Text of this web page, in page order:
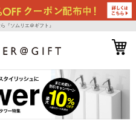
『ソムリエ＠ギフト』